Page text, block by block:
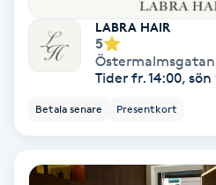
Permanent
LABRA HAIR
5
Tider fr. 14:00,
Betala senare Presentkort